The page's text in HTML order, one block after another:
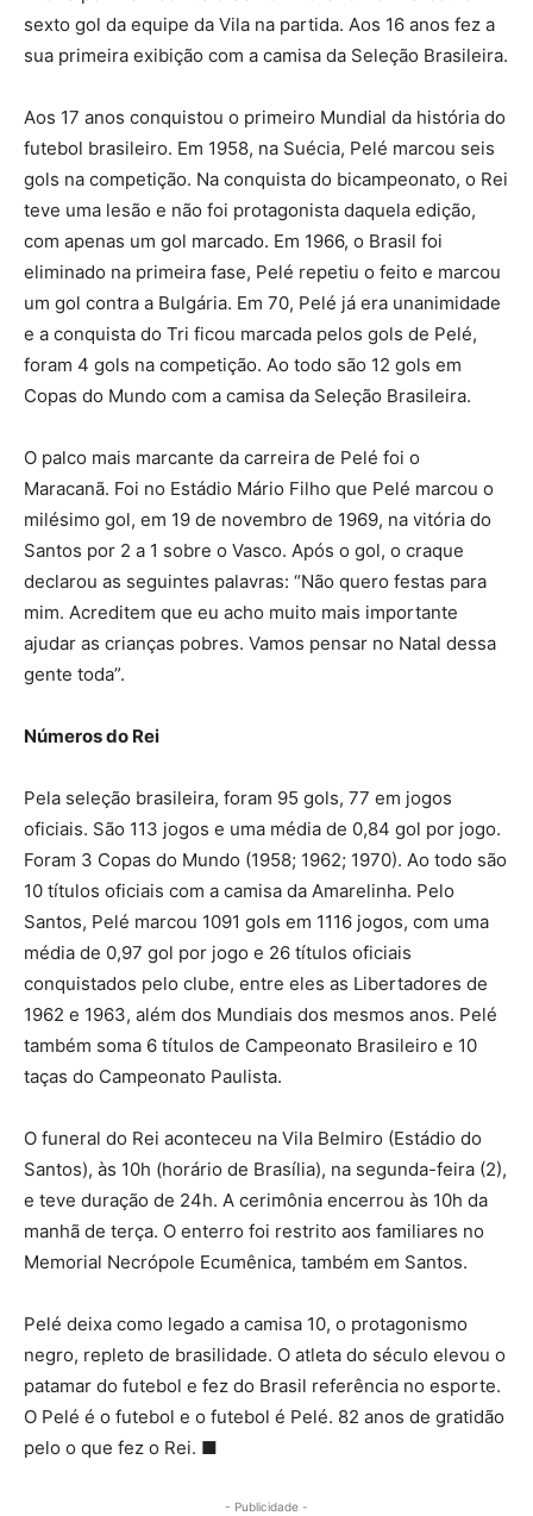
sexto gol da equipe da Vila na partida. Aos 16 anos fez a
sua primeira exibição com a camisa da Seleção Brasileira.
Aos 17 anos conquistou o primeiro Mundial da história do
futebol brasileiro. Em 1958, na Suécia, Pelé marcou seis
gols na competição. Na conquista do bicampeonato, o Rei
teve uma lesão e não foi protagonista daquela edição,
com apenas um gol marcado. Em 1966, o Brasil foi
eliminado na primeira fase, Pelé repetiu o feito e marcou
um gol contra a Bulgária. Em 70, Pelé já era unanimidade
e a conquista do Tri ficou marcada pelos gols de Pelé,
foram 4 gols na competição. Ao todo são 12 gols em
Copas do Mundo com a camisa da Seleção Brasileira.
O palco mais marcante da carreira de Pelé foi o
Maracanã. Foi no Estádio Mário Filho que Pelé marcou o
milésimo gol, em 19 de novembro de 1969, na vitória do
Santos por 2 a 1 sobre o Vasco. Após o gol, o craque
declarou as seguintes palavras: “Não quero festas para
mim. Acreditem que eu acho muito mais importante
ajudar as crianças pobres. Vamos pensar no Natal dessa
gente toda”.
Números do Rei
Pela seleção brasileira, foram 95 gols, 77 em jogos
oficiais. São 113 jogos e uma média de 0,84 gol por jogo.
Foram 3 Copas do Mundo (1958; 1962; 1970). Ao todo são
10 títulos oficiais com a camisa da Amarelinha. Pelo
Santos, Pelé marcou 1091 gols em 1116 jogos, com uma
média de 0,97 gol por jogo e 26 títulos oficiais
conquistados pelo clube, entre eles as Libertadores de
1962 e 1963, além dos Mundiais dos mesmos anos. Pelé
também soma 6 títulos de Campeonato Brasileiro e 10
taças do Campeonato Paulista.
O funeral do Rei aconteceu na Vila Belmiro (Estádio do
Santos), às 10h (horário de Brasília), na segunda-feira (2),
e teve duração de 24h. A cerimônia encerrou às 10h da
manhã de terça. O enterro foi restrito aos familiares no
Memorial Necrópole Ecumênica, também em Santos.
Pelé deixa como legado a camisa 10, o protagonismo
negro, repleto de brasilidade. O atleta do século elevou o
patamar do futebol e fez do Brasil referência no esporte.
O Pelé é o futebol e o futebol é Pelé. 82 anos de gratidão
pelo o que fez o Rei. ■
- Publicidade -